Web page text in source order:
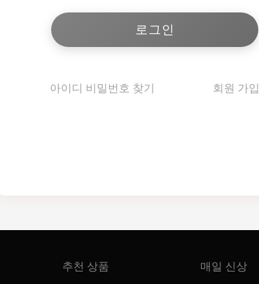
아이디 비밀번호 찾기 회원 가입
추천 상품 매일 신상